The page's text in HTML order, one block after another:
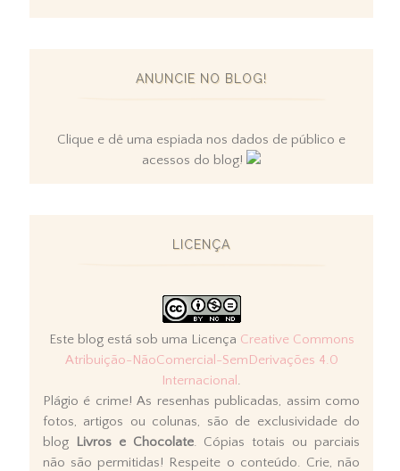
ANUNCIE NO BLOG!
Clique e dê uma espiada nos dados de público e
acessos do blog!
LICENÇA
Este blog está sob uma Licença Creative Commons
Atribuição-NãoComercial-SemDerivações 4.0
Internacional .
Plágio é crime! As resenhas publicadas, assim como
fotos, artigos ou colunas, são de exclusividade do
blog Livros e Chocolate. Cópias totais ou parciais
não são permitidas! Respeite o conteúdo. Crie, não